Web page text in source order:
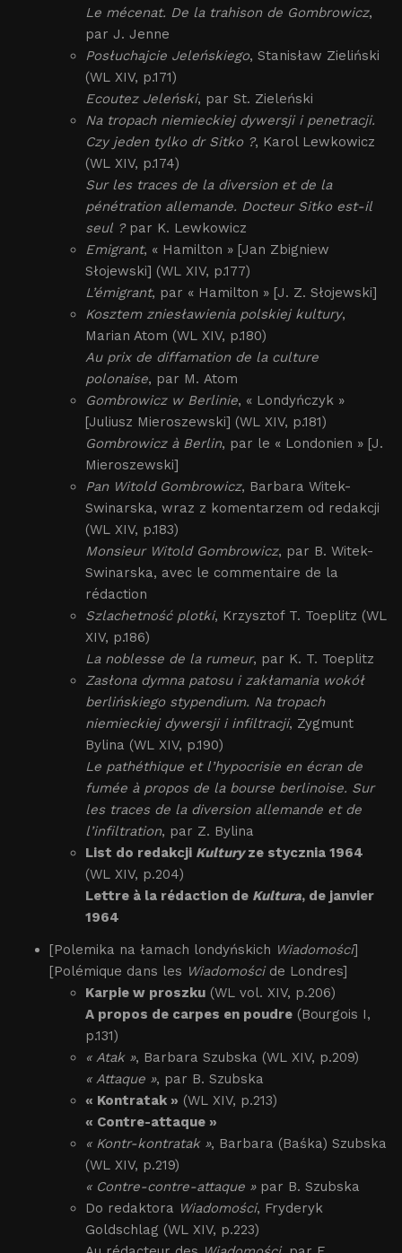
Le mécenat. De la trahison de Gombrowicz,
par J. Jenne
Posłuchajcie Jeleńskiego, Stanisław Zieliński
(WL XIV, p.171)
Ecoutez Jeleński, par St. Zieleński
Na tropach niemieckiej dywersji i penetracji.
Czy jeden tylko dr Sitko ?, Karol Lewkowicz
(WL XIV, p.174)
Sur les traces de la diversion et de la
pénétration allemande. Docteur Sitko est-il
seul ?par K. Lewkowicz
Emigrant, « Hamilton » [Jan Zbigniew
Słojewski] (WL XIV, p.177)
L’émigrant, par « Hamilton » [J. Z. Słojewski]
Kosztem zniesławienia polskiej kultury,
Marian Atom (WL XIV, p.180)
Au prix de diffamation de la culture
polonaise, par M. Atom
Gombrowicz w Berlinie, « Londyńczyk »
[Juliusz Mieroszewski] (WL XIV, p.181)
Gombrowicz à Berlin, par le « Londonien » [J.
Mieroszewski]
Pan Witold Gombrowicz, Barbara Witek-
Swinarska, wraz z komentarzem od redakcji
(WL XIV, p.183)
Monsieur Witold Gombrowicz, par B. Witek-
Swinarska, avec le commentaire de la
rédaction
Szlachetność plotki, Krzysztof T. Toeplitz (WL
XIV, p.186)
La noblesse de la rumeur, par K. T. Toeplitz
Zasłona dymna patosu i zakłamania wokół
berlińskiego stypendium. Na tropach
niemieckiej dywersji i infiltracji, Zygmunt
Bylina (WL XIV, p.190)
Le pathéthique et l’hypocrisie en écran de
fumée à propos de la bourse berlinoise. Sur
les traces de la diversion allemande et de
l’infiltration, par Z. Bylina
List do redakcji Kulturyze stycznia 1964
(WL XIV, p.204)
Lettre à la rédaction de Kultura, de janvier
1964
[Polemika na łamach londyńskich Wiadomości]
[Polémique dans les Wiadomościde Londres]
Karpie w proszku (WL vol. XIV, p.206)
A propos de carpes en poudre (Bourgois I,
p.131)
« Atak », Barbara Szubska (WL XIV, p.209)
« Attaque », par B. Szubska
« Kontratak » (WL XIV, p.213)
« Contre-attaque »
« Kontr-kontratak », Barbara (Baśka) Szubska
(WL XIV, p.219)
« Contre-contre-attaque »par B. Szubska
Do redaktora Wiadomości, Fryderyk
Goldschlag (WL XIV, p.223)